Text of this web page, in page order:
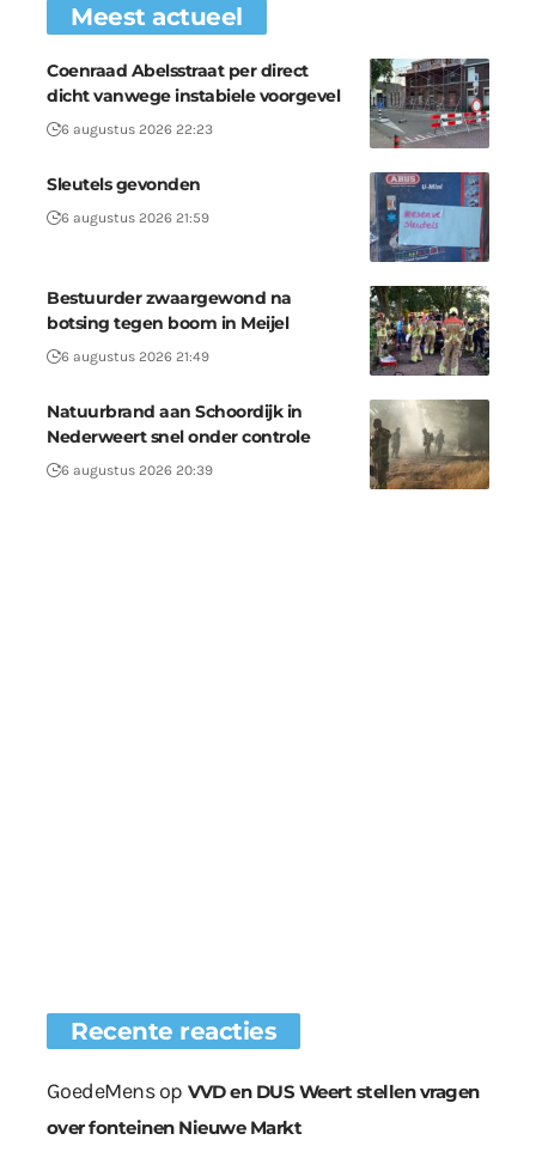
Meest actueel
Coenraad Abelsstraat per direct
dicht vanwege instabiele voorgevel
6 augustus 2026 22:23
Sleutels gevonden
6 augustus 2026 21:59
Bestuurder zwaargewond na
botsing tegen boom in Meijel
6 augustus 2026 21:49
Natuurbrand aan Schoordijk in
Nederweert snel onder controle
6 augustus 2026 20:39
Recente reacties
GoedeMensop VVD en DUS Weert stellen vragen
over fonteinen Nieuwe Markt